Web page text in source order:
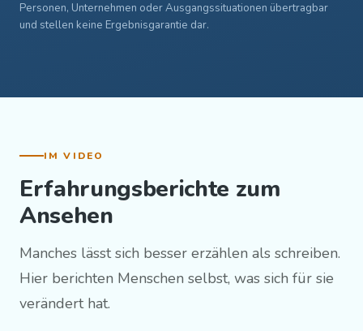
Personen, Unternehmen oder Ausgangssituationen übertragbar
und stellen keine Ergebnisgarantie dar.
IM VIDEO
Erfahrungsberichte zum
Ansehen
Manches lässt sich besser erzählen als schreiben.
Hier berichten Menschen selbst, was sich für sie
verändert hat.